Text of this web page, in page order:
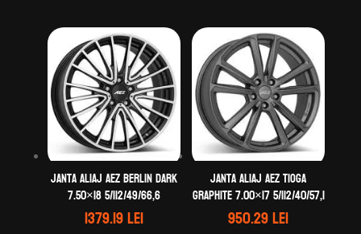
Janta aliaj AEZ Berlin dark
7.50×18 5/112/49/66,6
1379.19lei
Janta aliaj AEZ Tioga
graphite 7.00×17 5/112/40/57,1
950.29lei